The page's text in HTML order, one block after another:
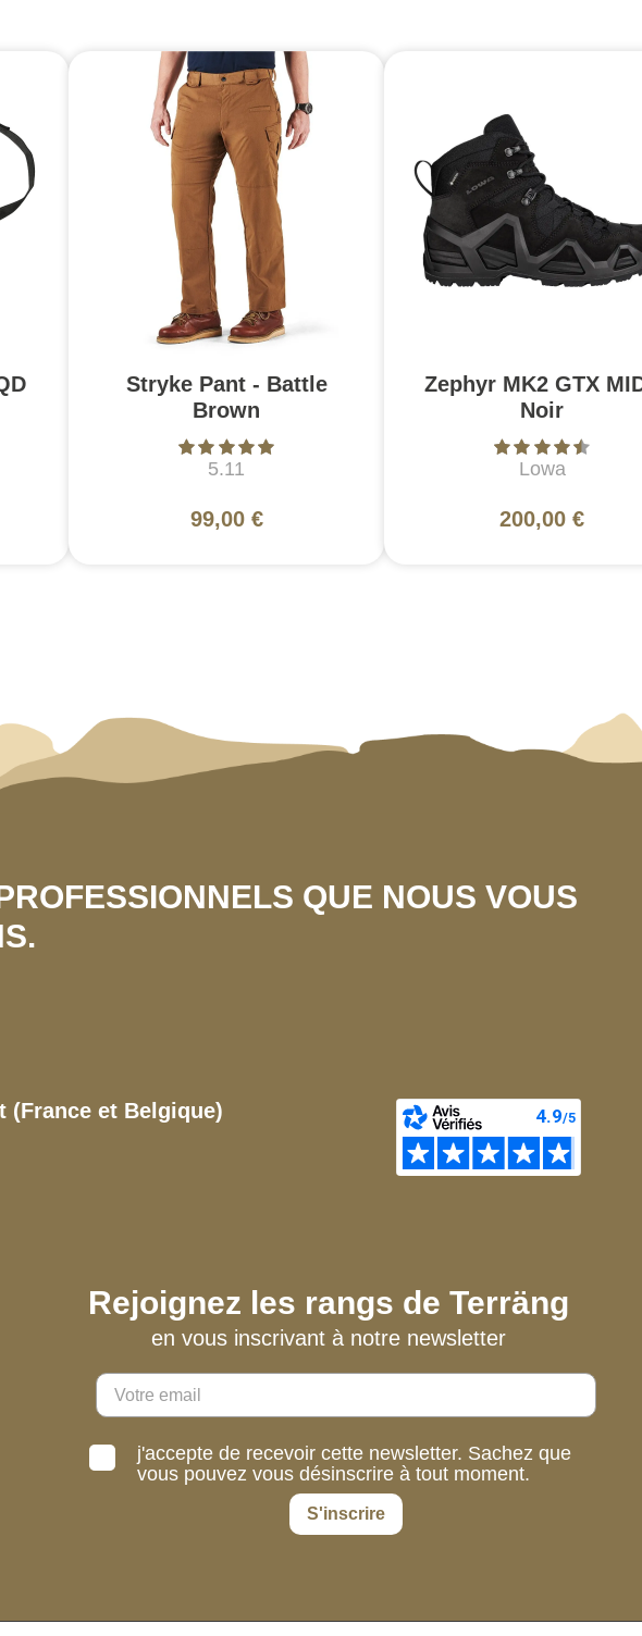
Stryke Pant - Battle
Brown
5.11
99,00 €
Zephyr MK2 GTX
Noir
Lowa
200,00 €
QUE NOUS VOUS
(France et Belgique)
Rejoignez les rangs de Terräng
en vous inscrivant à notre newsletter
j'accepte de recevoir cette newsletter. Sachez que
vous pouvez vous désinscrire à tout moment.
S'inscrire